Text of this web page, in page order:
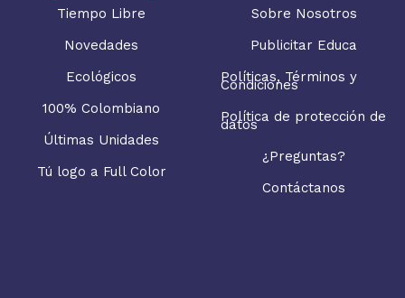
Tiempo Libre
Novedades
Ecológicos
100% Colombiano
Últimas Unidades
Tú logo a Full Color
Sobre Nosotros
Publicitar Educa
Políticas, Términos y
Condiciones
Política de protección de
datos
¿Preguntas?
Contáctanos